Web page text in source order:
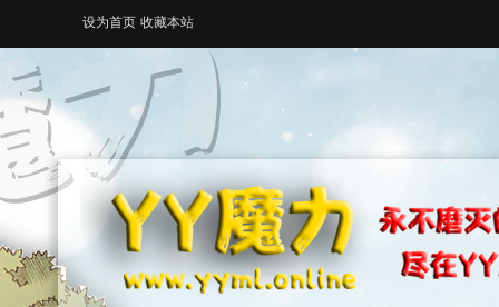
设为首页 收藏本站